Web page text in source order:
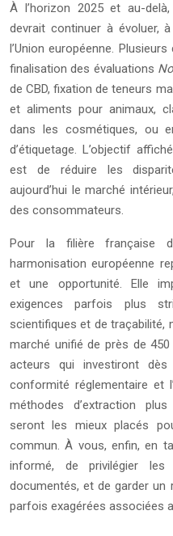
À l’horizon 2025 et au-
devrait continuer à évoluer,
l’Union européenne.
finalisation des évaluations
de CBD, fixation de teneurs
et aliments pour animaux,
dans les cosmétiques, ou
d’étiquetage. L’objectif
est de réduire les
aujourd’hui le marché
des consommateurs.
Pour la filière française
harmonisation européenne
et une opportunité. Elle
exigences parfois plus
scientifiques et de traçabilité,
marché unifié de près de
acteurs qui investiront
conformité réglementaire et
méthodes d’extraction
seront les mieux placés
commun. À vous, enfin, en
informé, de privilégier
documentés, et de garder un
parfois exagérées associées